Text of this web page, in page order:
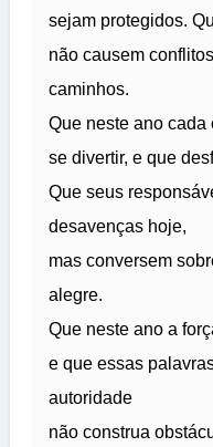
sejam protegidos.
não causem
caminhos.
Que neste ano cada
se divertir, e que
Que seus
desavenças hoje,
mas conversem
alegre.
Que neste ano a
e que essas
autoridade
não construa